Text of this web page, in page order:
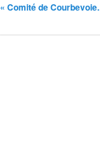
« Comité de Courbevoie.